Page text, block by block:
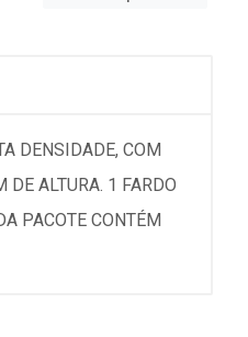
DENSIDADE, COM
DE ALTURA. 1 FARDO
PACOTE CONTÉM